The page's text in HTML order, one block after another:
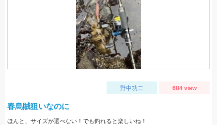
野中功二 684 view
春烏賊狙いなのに
ほんと、サイズが選べない！でも釣れると楽しいね！